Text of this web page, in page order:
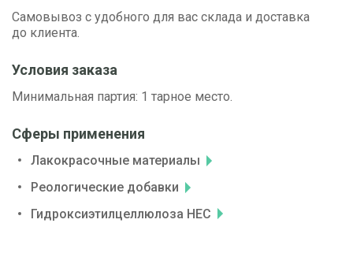
Самовывоз с удобного для вас склада и доставка
до клиента.
Условия заказа
Минимальная партия: 1 тарное место.
Сферы применения
Лакокрасочные материалы
Реологические добавки
Гидроксиэтилцеллюлоза HEC